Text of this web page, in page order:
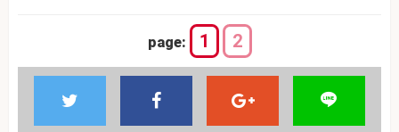
page: 1 2